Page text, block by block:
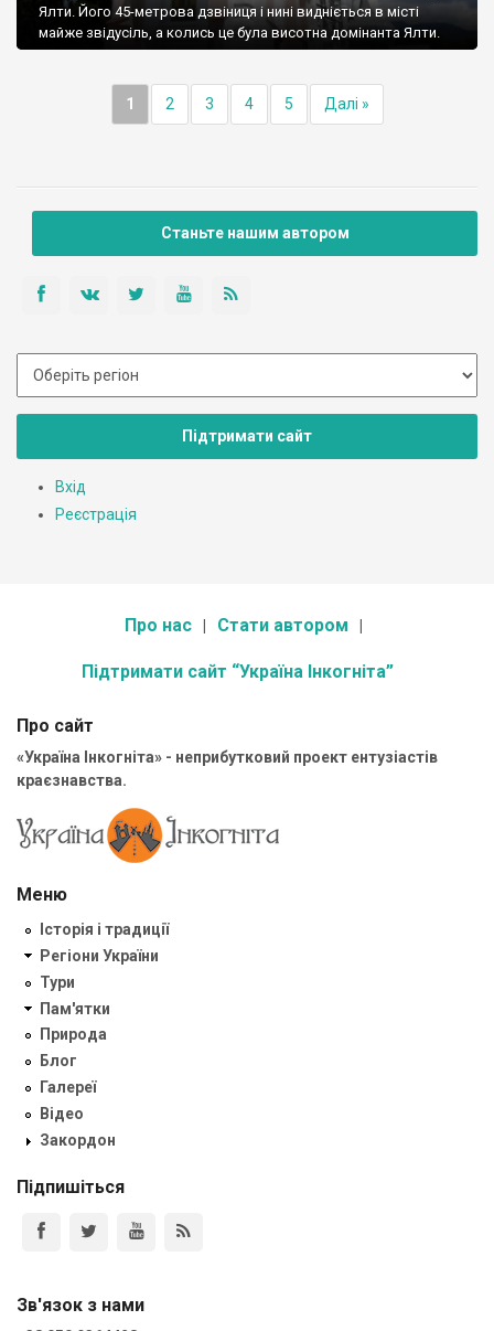
Ялти. Його 45-метрова дзвіниця і нині видніється в місті
майже звідусіль, а колись це була висотна домінанта Ялти.
1 2 3 4 5 Далі »
Станьте нашим автором
Підтримати сайт
Вхід
Реєстрація
Про нас Стати автором
Підтримати сайт “Україна Інкогніта”
Про сайт
«Україна Інкогніта» - неприбутковий проект ентузіастів
краєзнавства.
Меню
Історія і традиції
Регіони України
Тури
Пам'ятки
Природа
Блог
Галереї
Відео
Закордон
Підпишіться
Зв'язок з нами